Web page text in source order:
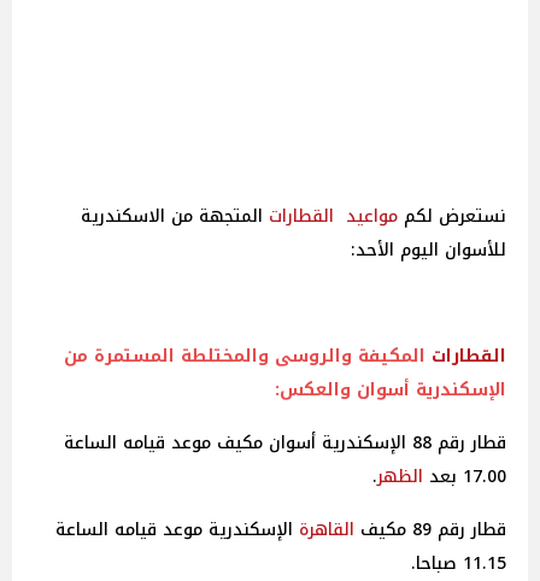
نستعرض لكم مواعيد القطارات المتجهة من الاسكندرية
للأسوان اليوم الأحد:
القطارات المكيفة والروسى والمختلطة المستمرة من
الإسكندرية أسوان والعكس:
قطار رقم 88 الإسكندرية أسوان مكيف موعد قيامه الساعة
17.00 بعد
الظهر.
قطار رقم 89 مكيف
القاهرة الإسكندرية موعد قيامه الساعة
11.15 صباحا.